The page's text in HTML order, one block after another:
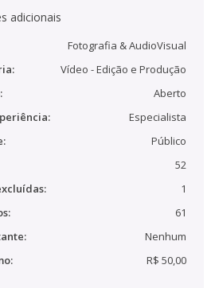
adicionais
Fotografia & AudioVisual
Vídeo - Edição e Produção
Aberto
Especialista
Público
52
1
61
Nenhum
R$ 50,00